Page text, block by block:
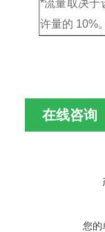
*流量取决于
许量的 10%
在线咨询
您的